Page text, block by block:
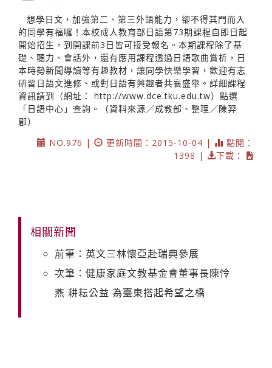
想學日文，加強第二、第三外語能力，卻不得其門而入
的同學有福囉！本校成人教育部日語第73期課程自即日起
開始招生，到開課前3日皆可接受報名。本期課程除了基
礎、聽力、會話外，還有應用課程透過日語歌曲賞析，日
本時勢新聞導讀等有趣教材，讓同學快樂學習，歡迎有志
研習日語文進修、或對日語有興趣者共襄盛舉。詳細課程
資訊請到（網址： http://www.dce.tku.edu.tw）點選
「日語中心」查詢。（資料來源／成教部、整理／陳羿
郿）
NO.976 |
更新時間：2015-10-04 |
點閱：
1398 |
下載：
相關新聞
前筆：英文三林懷亞赴瑞典參展
次筆：健康家庭文教基金會董事長陳怜
燕 耕耘公益 為臺東搭起希望之橋